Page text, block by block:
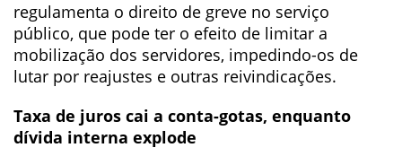
regulamenta o direito de greve no serviço
público, que pode ter o efeito de limitar a
mobilização dos servidores, impedindo-os de
lutar por reajustes e outras reivindicações.
Taxa de juros cai a conta-gotas, enquanto
dívida interna explode